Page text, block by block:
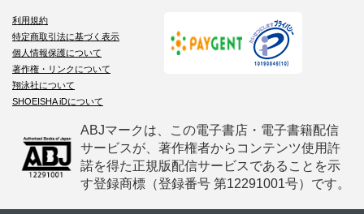
利用規約
特定商取引法に基づく表示
個人情報保護について
著作権・リンクについて
翔泳社について
SHOEISHA iDについて
ABJマークは、この電子書店・電子書籍配信
サービスが、著作権者からコンテンツ使用許
諾を得た正規版配信サービスであることを示
す登録商標（登録番号 第12291001号）です。